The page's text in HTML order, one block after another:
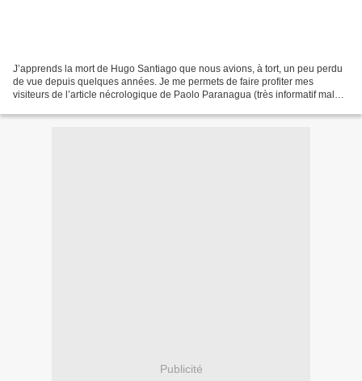
J’apprends la mort de Hugo Santiago que nous avions, à tort, un peu perdu
de vue depuis quelques années. Je me permets de faire profiter mes
visiteurs de l’article nécrologique de Paolo Paranagua (très informatif malgré
Publicité